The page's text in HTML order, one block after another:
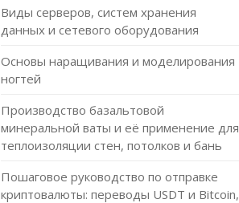
Виды серверов, систем хранения
данных и сетевого оборудования
Основы наращивания и моделирования
ногтей
Производство базальтовой
минеральной ваты и её применение для
теплоизоляции стен, потолков и бань
Пошаговое руководство по отправке
криптовалюты: переводы USDT и Bitcoin,